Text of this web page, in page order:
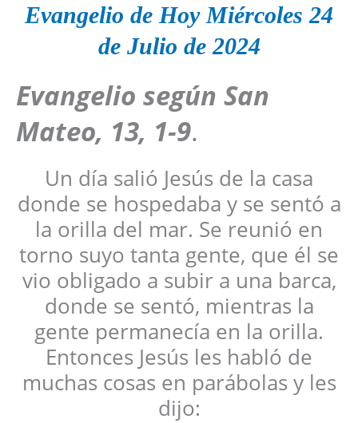
Evangelio de Hoy Miércoles 24
de Julio de 2024
Evangelio según San
Mateo, 13, 1-9.
Un día salió Jesús de la casa
donde se hospedaba y se sentó a
la orilla del mar. Se reunió en
torno suyo tanta gente, que él se
vio obligado a subir a una barca,
donde se sentó, mientras la
gente permanecía en la orilla.
Entonces Jesús les habló de
muchas cosas en parábolas y les
dijo: